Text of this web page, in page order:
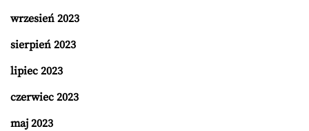
wrzesień 2023
sierpień 2023
lipiec 2023
czerwiec 2023
maj 2023